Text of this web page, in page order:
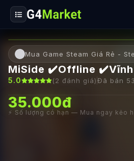
Mua Game Steam Giá Rẻ -
MiSide ✔️Offline
5.0 (2 đánh giá)Đã bán 53
35.000đ
⚡ Số lượng có hạn — Mua ngay kẻo